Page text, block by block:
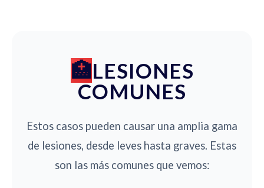
LESIONES
COMUNES
Estos casos pueden causar una amplia gama
de lesiones, desde leves hasta graves. Estas
son las más comunes que vemos: